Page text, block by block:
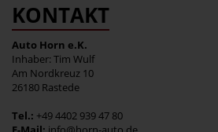
KONTAKT
Auto Horn e.K.
Inhaber: Tim Wulf
Am Nordkreuz 10
26180 Rastede
Tel.: +49 4402 939 47 80